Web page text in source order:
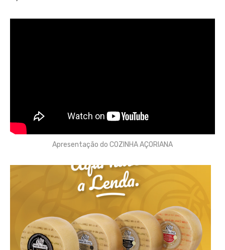
Apresentação do COZINHA AÇORIANA